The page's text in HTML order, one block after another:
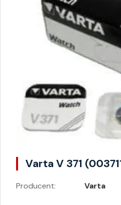
Varta V 371
Producent: Varta